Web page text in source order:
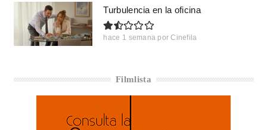
Turbulencia en la oficina
hace 1 semana por Cinefila
Filmlista